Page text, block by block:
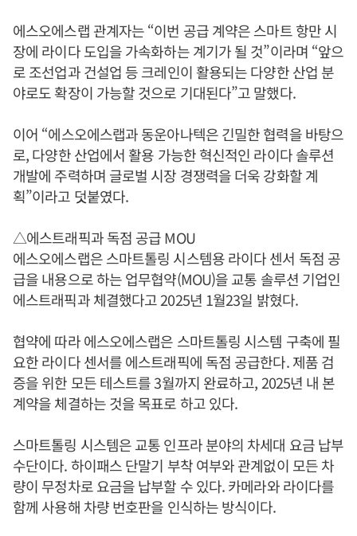
에스오에스랩 관계자는 “이번 공급 계약은 스마트 항만 시
장에 라이다 도입을 가속화하는 계기가 될 것”이라며 “앞으
로 조선업과 건설업 등 크레인이 활용되는 다양한 산업 분
야로도 확장이 가능할 것으로 기대된다”고 말했다.
이어 “에스오에스랩과 동운아나텍은 긴밀한 협력을 바탕으
로, 다양한 산업에서 활용 가능한 혁신적인 라이다 솔루션
개발에 주력하며 글로벌 시장 경쟁력을 더욱 강화할 계
획”이라고 덧붙였다.
△에스트래픽과 독점 공급 MOU
에스오에스랩은 스마트톨링 시스템용 라이다 센서 독점 공
급을 내용으로 하는 업무협약(MOU)을 교통 솔루션 기업인
에스트래픽과 체결했다고 2025년 1월23일 밝혔다.
협약에 따라 에스오에스랩은 스마트톨링 시스템 구축에 필
요한 라이다 센서를 에스트래픽에 독점 공급한다. 제품 검
증을 위한 모든 테스트를 3월까지 완료하고, 2025년 내 본
계약을 체결하는 것을 목표로 하고 있다.
스마트톨링 시스템은 교통 인프라 분야의 차세대 요금 납부
수단이다. 하이패스 단말기 부착 여부와 관계없이 모든 차
량이 무정차로 요금을 납부할 수 있다. 카메라와 라이다를
함께 사용해 차량 번호판을 인식하는 방식이다.